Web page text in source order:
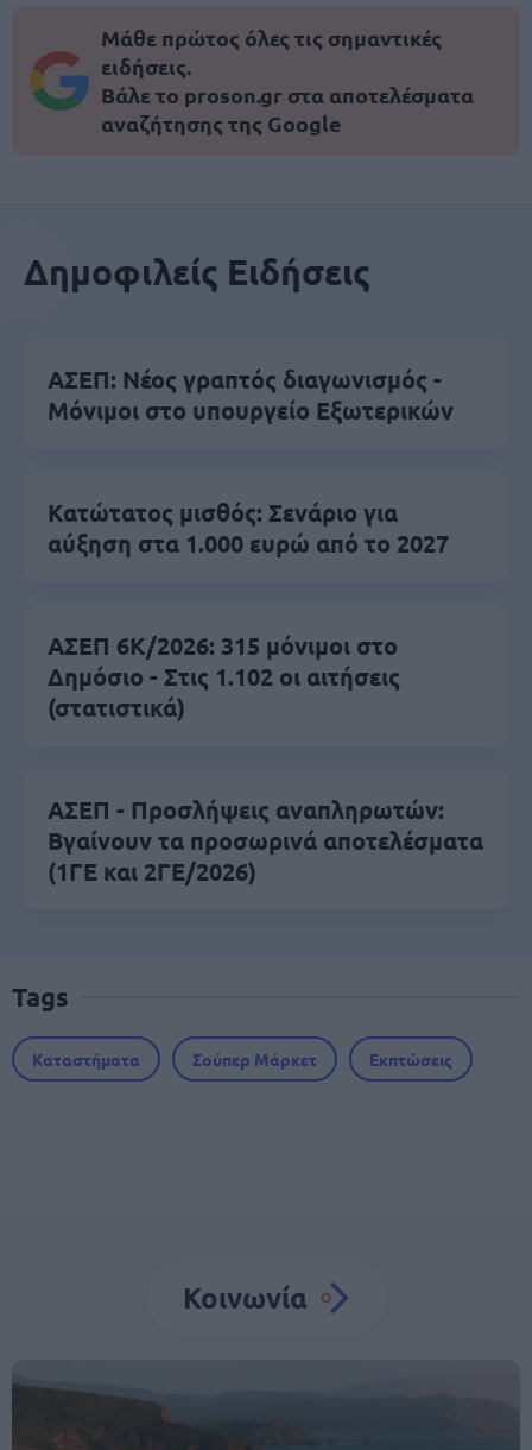
Μάθε πρώτος όλες τις σημαντικές
ειδήσεις.
Βάλε το proson.gr στα αποτελέσματα
αναζήτησης της Google
Δημοφιλείς Ειδήσεις
ΑΣΕΠ: Νέος γραπτός διαγωνισμός -
Μόνιμοι στο υπουργείο Εξωτερικών
Κατώτατος μισθός: Σενάριο για
αύξηση στα 1.000 ευρώ από το 2027
ΑΣΕΠ 6Κ/2026: 315 μόνιμοι στο
Δημόσιο - Στις 1.102 οι αιτήσεις
(στατιστικά)
ΑΣΕΠ - Προσλήψεις αναπληρωτών:
Βγαίνουν τα προσωρινά αποτελέσματα
(1ΓΕ και 2ΓΕ/2026)
Tags
Καταστήματα Σούπερ Μάρκετ Εκπτώσεις
Κοινωνία